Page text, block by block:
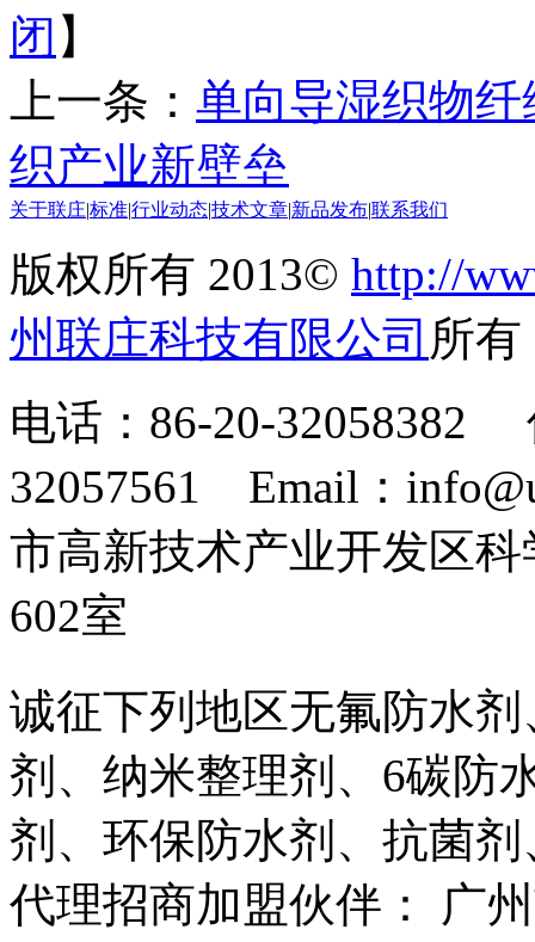
闭 】
上一条： 单向导湿织物
织产业新壁垒
关于联庄标准行业动态技术文章 新品发布联系我们
版权所有 2013© http://
州联庄科技有限公司 所
电话：86-20-32058382
32057561 Email：
市高新技术产业开发区
602室
诚征下列地区无氟防水
剂、纳米整理剂、6碳防
剂、环保防水剂、抗菌
代理招商加盟伙伴： 广